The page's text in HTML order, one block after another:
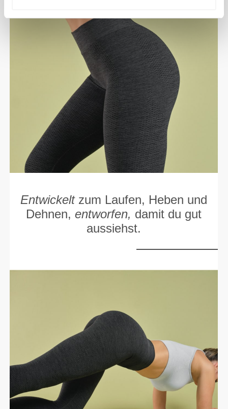
Entwickeltzum Laufen, Heben und
Dehnen,entworfen, damit du gut
aussiehst.